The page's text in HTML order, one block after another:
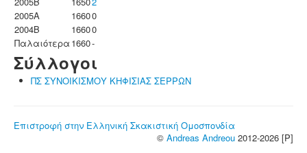
2005A
16600
2004B
16600
Παλαιότερα 1660-
Σύλλογοι
ΠΣ ΣΥΝΟΙΚΙΣΜΟΥ ΚΗΦΙΣΙΑΣ ΣΕΡΡΩΝ
Επιστροφή στην Ελληνική Σκακιστική Ομοσπονδία
© Andreas Andreou 2012-2026 [P]